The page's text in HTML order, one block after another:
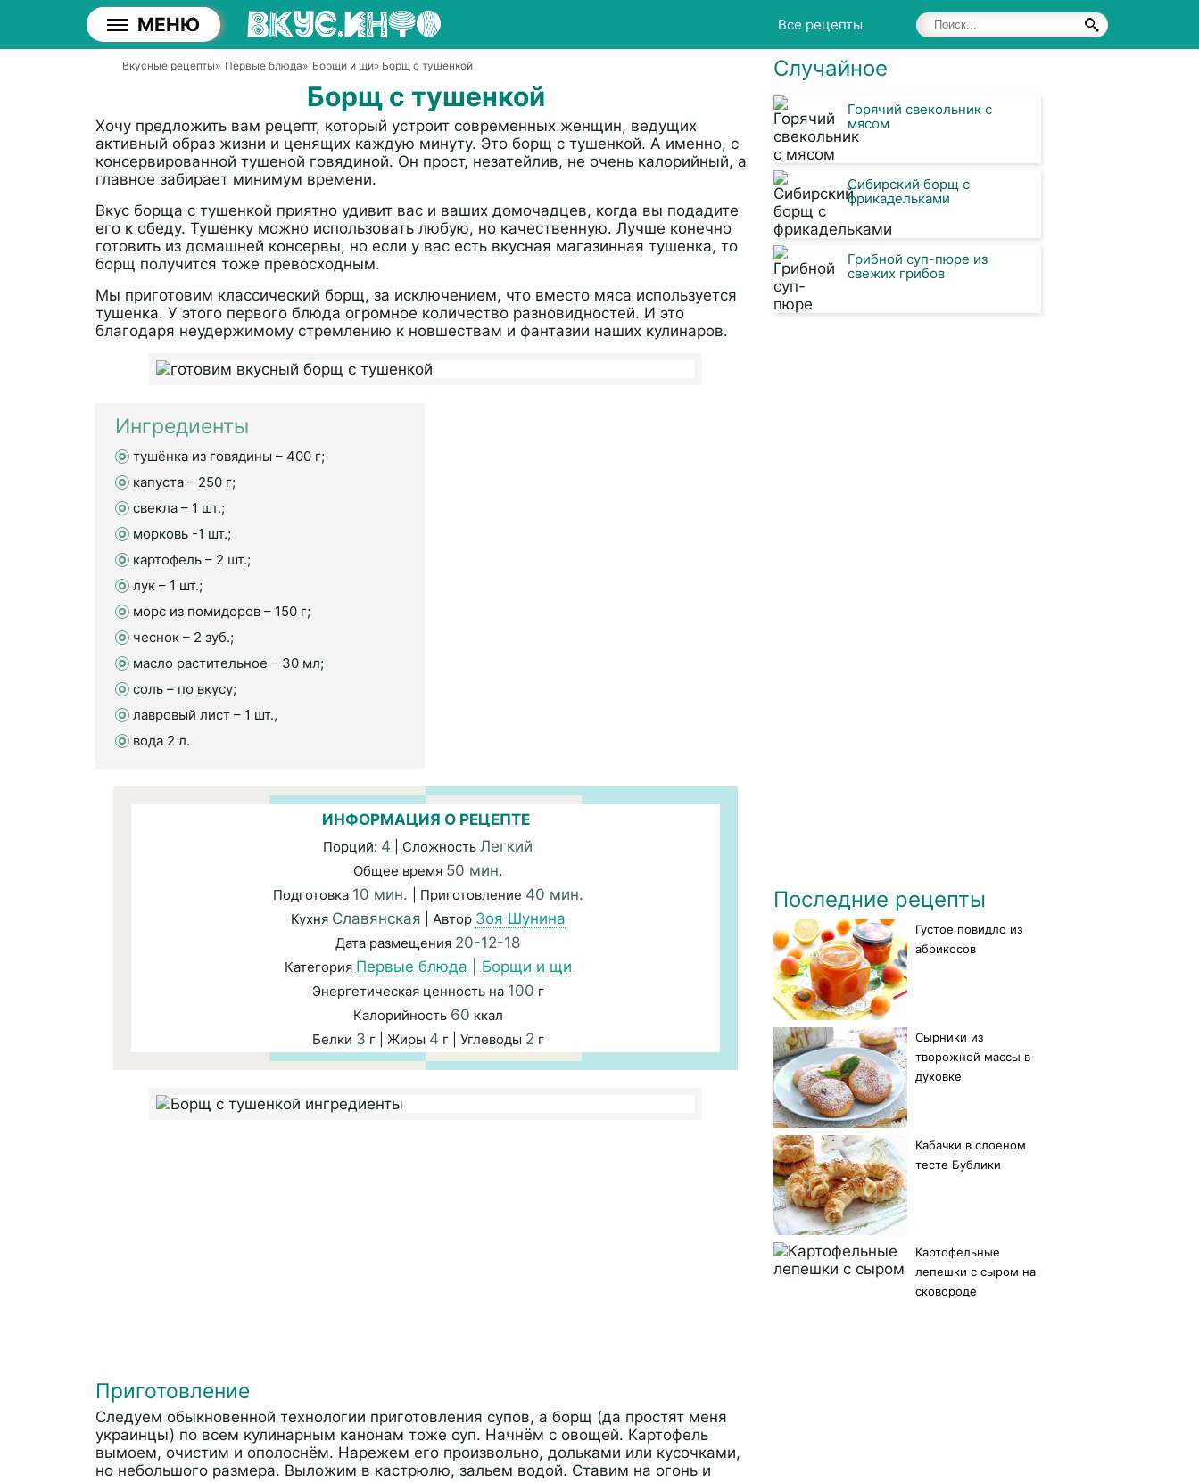
МЕНЮ Все рецепты
Вкусные рецепты» Первые блюда» Борщи и щи» Борщ с тушенкой
Борщ с тушенкой
Хочу предложить вам рецепт, который устроит современных женщин, ведущих
активный образ жизни и ценящих каждую минуту. Это борщ с тушенкой. А именно, с
консервированной тушеной говядиной. Он прост, незатейлив, не очень калорийный, а
главное забирает минимум времени.
Вкус борща с тушенкой приятно удивит вас и ваших домочадцев, когда вы подадите
его к обеду. Тушенку можно использовать любую, но качественную. Лучше конечно
готовить из домашней консервы, но если у вас есть вкусная магазинная тушенка, то
борщ получится тоже превосходным.
Мы приготовим классический борщ, за исключением, что вместо мяса используется
тушенка. У этого первого блюда огромное количество разновидностей. И это
благодаря неудержимому стремлению к новшествам и фантазии наших кулинаров.
Ингредиенты
тушёнка из говядины – 400 г;
капуста – 250 г;
свекла – 1 шт.;
морковь -1 шт.;
картофель – 2 шт.;
лук – 1 шт.;
морс из помидоров – 150 г;
чеснок – 2 зуб.;
масло растительное – 30 мл;
соль – по вкусу;
лавровый лист – 1 шт.,
вода 2 л.
ИНФОРМАЦИЯ О РЕЦЕПТЕ
Порций: 4 | Сложность Легкий
Общее время 50 мин.
Подготовка 10 мин. | Приготовление 40 мин.
Кухня Славянская | Автор Зоя Шунина
Дата размещения 20-12-18
Категория Первые блюда Борщи и щи
Энергетическая ценность на 100 г
Калорийность 60 ккал
Белки 3 г | Жиры 4 г | Углеводы 2 г
Приготовление
Следуем обыкновенной технологии приготовления супов, а борщ (да простят меня
украинцы) по всем кулинарным канонам тоже суп. Начнём с овощей. Картофель
вымоем, очистим и ополоснём. Нарежем его произвольно, дольками или кусочками,
но небольшого размера. Выложим в кастрюлю, зальем водой. Ставим на огонь и
Случайное
Горячий свекольник с
мясом
Сибирский борщ с
фрикадельками
Грибной суп-пюре из
свежих грибов
Последние рецепты
Густое повидло из
абрикосов
Сырники из
творожной массы в
духовке
Кабачки в слоеном
тесте Бублики
Картофельные
лепешки с сыром на
сковороде